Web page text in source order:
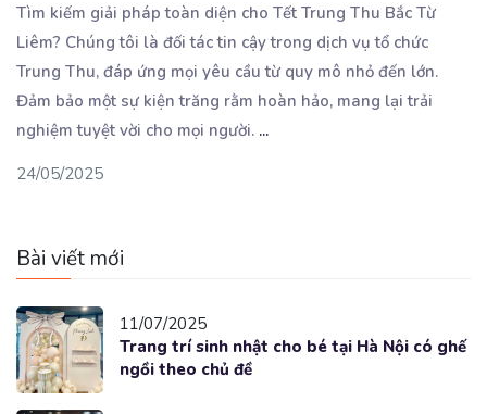
Tìm kiếm giải pháp toàn diện cho Tết Trung Thu Bắc Từ
Liêm? Chúng tôi là đối tác tin cậytrong dịch vụ tổ chức
Trung Thu, đáp ứng mọi yêu cầu từ quy mô nhỏ đến lớn.
Đảm bảo một sự kiện trăng rằm hoàn hảo, mang lại trải
nghiệm tuyệt vời cho mọi người. ...
24/05/2025
Bài viết mới
11/07/2025
Trang trí sinh nhật cho bé tại Hà Nội có ghế
ngồi theo chủ đề